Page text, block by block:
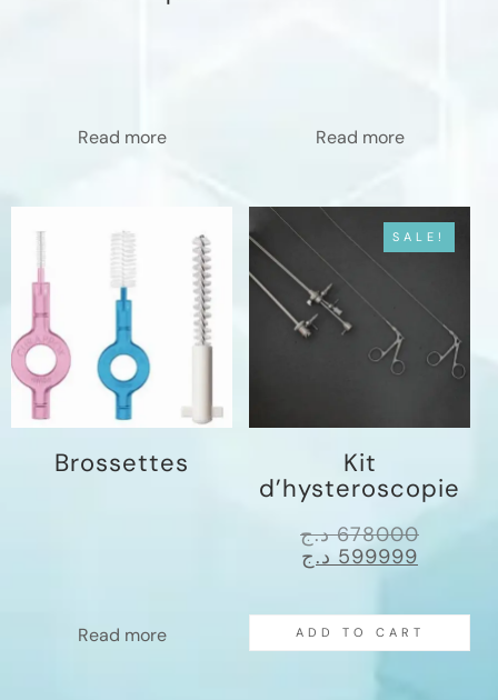
Read more Read more
Brossettes
Read more
SALE!
Kit
d’hysteroscopie
678000 د.ج
599999 د.ج
ADD TO CART